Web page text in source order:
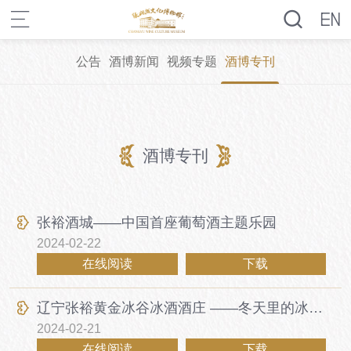
公告 酒博新闻 视频专题 酒博专刊
酒博专刊
张裕酒城——中国首座葡萄酒主题乐园
2024-02-22
在线阅读
下载
辽宁张裕黄金冰谷冰酒酒庄 ——冬天里的冰酒童话
2024-02-21